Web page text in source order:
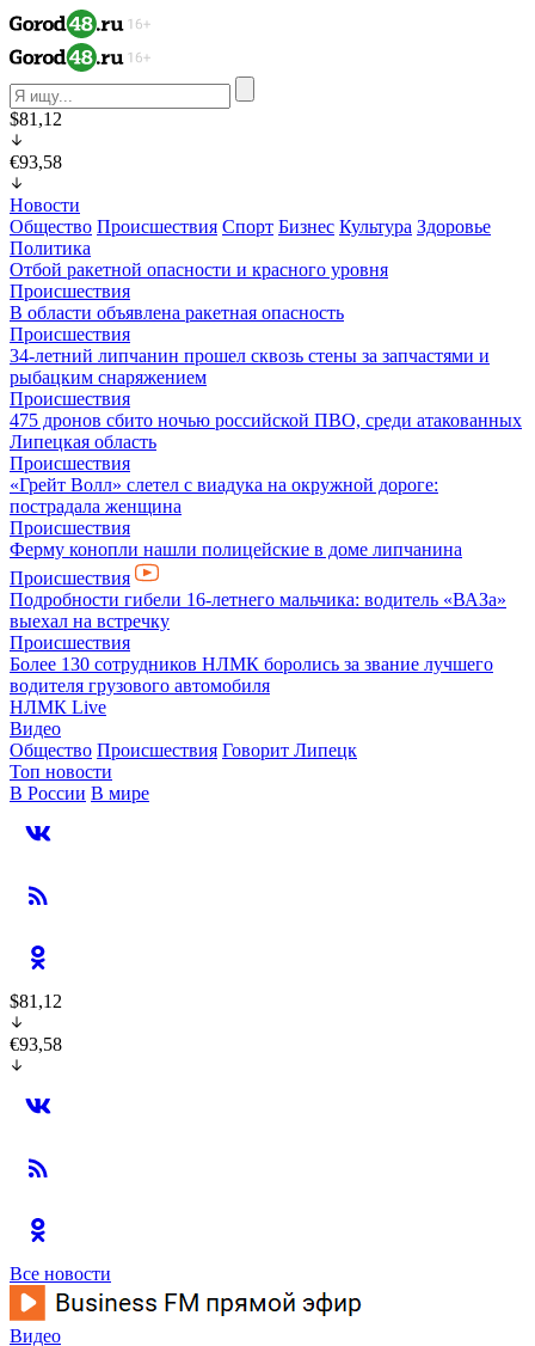
$81,12
€93,58
Новости
Общество Происшествия Спорт Бизнес Культура Здоровье
Политика
Отбой ракетной опасности и красного уровня
Происшествия
В области объявлена ракетная опасность
Происшествия
34-летний липчанин прошел сквозь стены за запчастями и
рыбацким снаряжением
Происшествия
475 дронов сбито ночью российской ПВО, среди атакованных
Липецкая область
Происшествия
«Грейт Волл» слетел с виадука на окружной дороге:
пострадала женщина
Происшествия
Ферму конопли нашли полицейские в доме липчанина
Происшествия
Подробности гибели 16-летнего мальчика: водитель «ВАЗа»
выехал на встречку
Происшествия
Более 130 сотрудников НЛМК боролись за звание лучшего
водителя грузового автомобиля
НЛМК Live
Видео
Общество Происшествия Говорит Липецк
Топ новости
В России В мире
$81,12
€93,58
Все новости
Видео